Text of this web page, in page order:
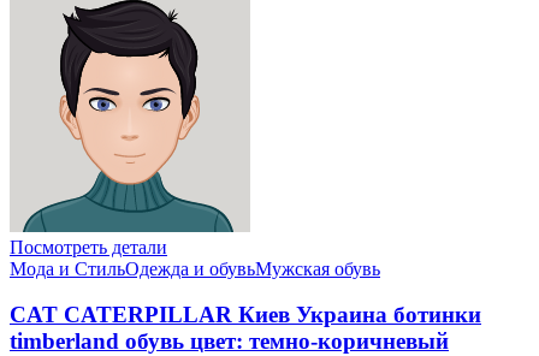
Посмотреть детали
Мода и СтильОдежда и обувьМужская обувь
CAT CATERPILLAR Киев Украина ботинки
timberland обувь цвет: темно-коричневый